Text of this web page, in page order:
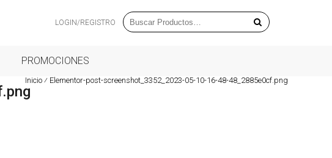
LOGIN/REGISTRO
PROMOCIONES
Inicio ⁄ Elementor-post-screenshot_3352_2023-05-10-16-48-48_2885e0cf.png